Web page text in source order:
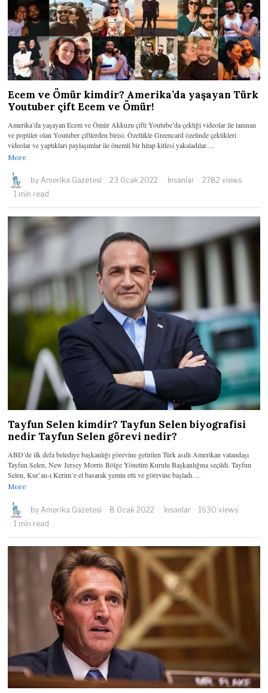
Ecem ve Ömür kimdir? Amerika’da yaşayan Türk
Youtuber çift Ecem ve Ömür!
Amerika’da yaşayan Ecem ve Ömür Akkuzu çifti Youtube’da çektiği videolar ile tanınan
ve popüler olan Youtuber çiftlerden birisi. Özellikle Greencard özelinde çektikleri
videolar ve yaptıkları paylaşımlar ile önemli bir hitap kitlesi yakaladılar.…
More
byAmerika Gazetesi 23 Ocak 2022 İnsanlar
2782 views
1 min read
Tayfun Selen kimdir? Tayfun Selen biyografisi
nedir Tayfun Selen görevi nedir?
ABD’de ilk defa belediye başkanlığı görevine getirilen Türk asıllı Amerikan vatandaşı
Tayfun Selen, New Jersey Morris Bölge Yönetim Kurulu Başkanlığına seçildi. Tayfun
Selen, Kur’an-ı Kerim’e el basarak yemin etti ve görevine başladı.…
More
byAmerika Gazetesi 8 Ocak 2022 İnsanlar
1630 views
1 min read